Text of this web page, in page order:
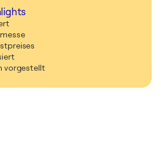
vorgestellt